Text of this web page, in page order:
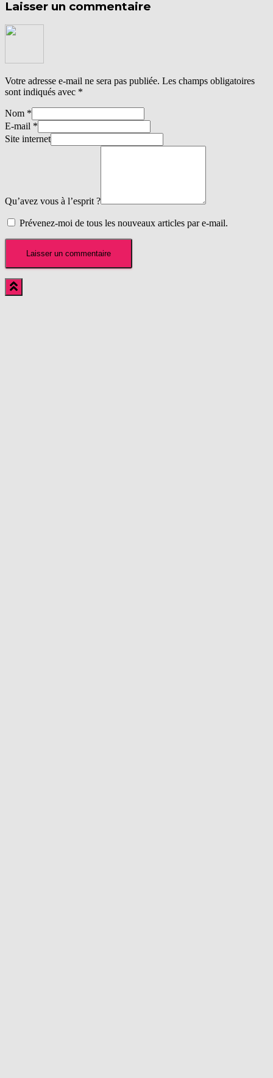
Laisser un commentaire
Votre adresse e-mail ne sera pas publiée. Les champs obligatoires
sont indiqués avec *
Nom *
E-mail *
Site internet
Qu’avez vous à l’esprit ?
Prévenez-moi de tous les nouveaux articles par e-mail.